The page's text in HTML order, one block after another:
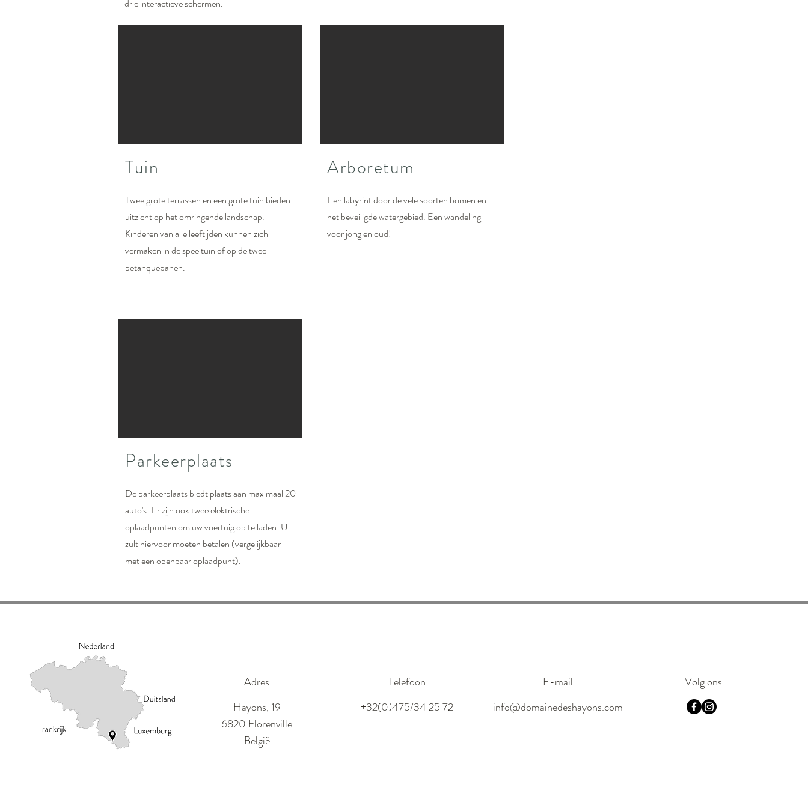
drie interactieve schermen.
Tuin
Twee grote terrassen en een grote tuin bieden
uitzicht op het omringende landschap.
Kinderen van alle leeftijden kunnen zich
vermaken in de speeltuin of op de twee
petanquebanen.
Arboretum
Een labyrint door de vele soorten bomen en
het beveiligde watergebied. Een wandeling
voor jong en oud!
Parkeerplaats
De parkeerplaats biedt plaats aan maximaal 20
auto's. Er zijn ook twee elektrische
oplaadpunten om uw voertuig op te laden. U
zult hiervoor moeten betalen (vergelijkbaar
met een openbaar oplaadpunt).
Adres
Hayons, 19
6820 Florenville
België
Telefoon
+32(0)475/34 25 72
E-mail
info@domainedeshayons.com
Volg ons